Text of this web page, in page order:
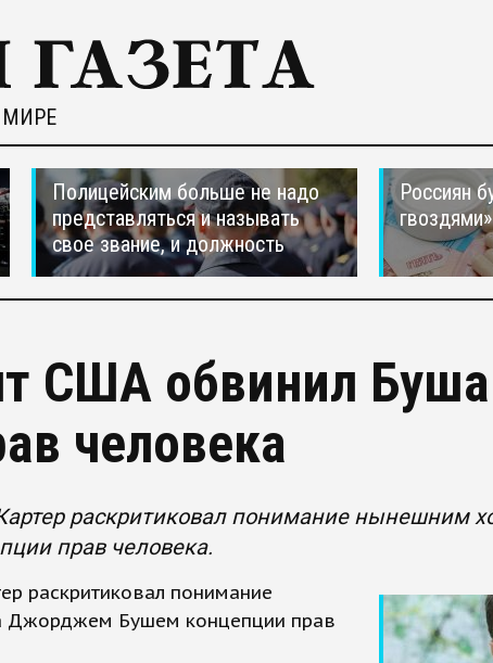
МИРЕ
Полицейским больше не надо
представляться и называть
свое звание, и должность
Россиян
гвоздями»
США обвинил
человека
раскритиковал понимание нынешним
прав человека.
раскритиковал понимание
Джорджем Бушем концепции прав